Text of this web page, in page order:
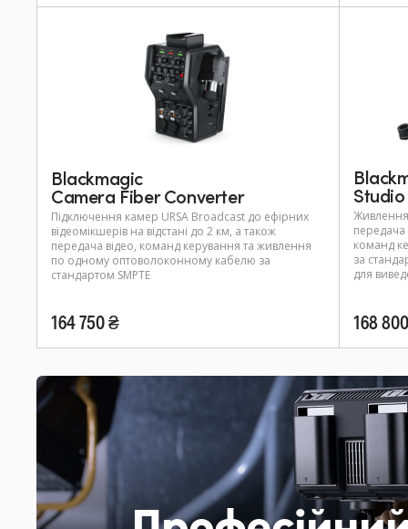
Blackmagic
Camera Fiber Converter
Підключення камер URSA Broadcast до ефірних
відеомікшерів на відстані до 2 км, а також
передача відео, команд керування та живлення
по одному оптоволоконному кабелю за
стандартом SMPTE
164 750 ₴
Живлення
передача
команд
за
для
168